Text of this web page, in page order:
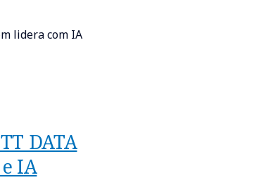
lidera com IA
DATA
IA